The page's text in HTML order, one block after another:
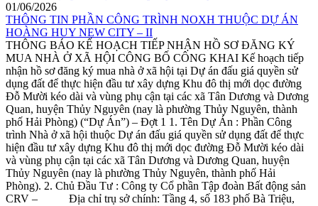
01/06/2026
THÔNG TIN PHẦN CÔNG TRÌNH NOXH THUỘC DỰ ÁN
HOÀNG HUY NEW CITY – II
THÔNG BÁO KẾ HOẠCH TIẾP NHẬN HỒ SƠ ĐĂNG KÝ
MUA NHÀ Ở XÃ HỘI CÔNG BỐ CÔNG KHAI Kế hoạch tiếp
nhận hồ sơ đăng ký mua nhà ở xã hội tại Dự án đấu giá quyền sử
dụng đất để thực hiện đầu tư xây dựng Khu đô thị mới dọc đường
Đỗ Mười kéo dài và vùng phụ cận tại các xã Tân Dương và Dương
Quan, huyện Thủy Nguyên (nay là phường Thủy Nguyên, thành
phố Hải Phòng) (“Dự Án”) – Đợt 1 1. Tên Dự Án : Phần Công
trình Nhà ở xã hội thuộc Dự án đấu giá quyền sử dụng đất để thực
hiện đầu tư xây dựng Khu đô thị mới dọc đường Đỗ Mười kéo dài
và vùng phụ cận tại các xã Tân Dương và Dương Quan, huyện
Thủy Nguyên (nay là phường Thủy Nguyên, thành phố Hải
Phòng). 2. Chủ Đầu Tư : Công ty Cổ phần Tập đoàn Bất động sản
CRV – Địa chỉ trụ sở chính: Tầng 4, số 183 phố Bà Triệu,